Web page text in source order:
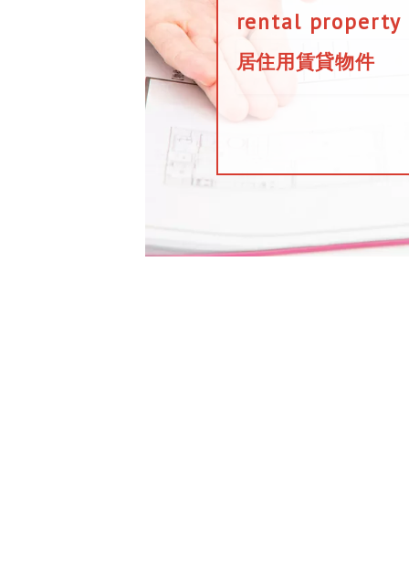
rental property
居住用賃貸物件